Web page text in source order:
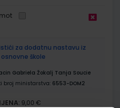
listići za dodatnu nastavu iz
škole
Gabriela Žokalj Tanja Soucie
broj ministarstva: 6553-DOM2
9,00 €